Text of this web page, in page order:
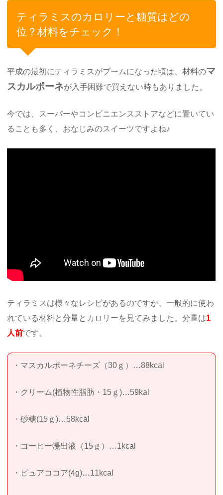
ティラミスのカロリーと糖質はどの
位？材料をチェック！
平成の最初にティラミスがブームになった頃は、材料のマ
スカルポーネが入手困難で買えない時もありました。
今では、スーパーやコンビニエンスストアなどに置いてい
ることも多く、おなじみのスイーツですよね♪
ティラミスは様々なレシピがあるのですが、一般的に使わ
れている材料と分量とカロリーを見てみました。分量は1
人前です。
・マスカルポーネチーズ（30ｇ）…88kcal
・クリーム(植物性脂肪・15ｇ)…59kal
・砂糖(15ｇ)…58kcal
・コーヒー浸出液（15ｇ）…1kcal
・ピュアココア(4g)…11kcal